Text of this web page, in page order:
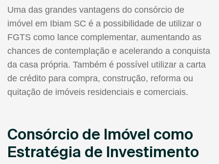
Uma das grandes vantagens do consórcio de
imóvel em Ibiam SC é a possibilidade de utilizar o
FGTS como lance complementar, aumentando as
chances de contemplação e acelerando a conquista
da casa própria. Também é possível utilizar a carta
de crédito para compra, construção, reforma ou
quitação de imóveis residenciais e comerciais.
Consórcio de Imóvel como
Estratégia de Investimento